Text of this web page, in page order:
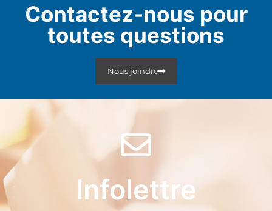
Contactez-nous pour
toutes questions
Nous joindre
Infolettre